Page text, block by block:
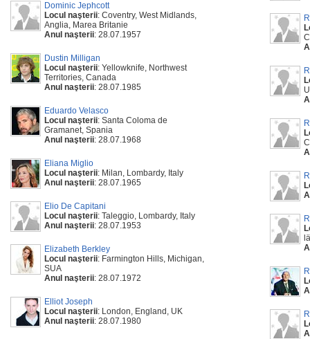
Dominic Jephcott
Locul naşterii: Coventry, West Midlands,
Anglia, Marea Britanie
Anul naşterii: 28.07.1957
Dustin Milligan
Locul naşterii: Yellowknife, Northwest
Territories, Canada
Anul naşterii: 28.07.1985
Eduardo Velasco
Locul naşterii: Santa Coloma de
Gramanet, Spania
Anul naşterii: 28.07.1968
Eliana Miglio
Locul naşterii: Milan, Lombardy, Italy
Anul naşterii: 28.07.1965
Elio De Capitani
Locul naşterii: Taleggio, Lombardy, Italy
Anul naşterii: 28.07.1953
Elizabeth Berkley
Locul naşterii: Farmington Hills, Michigan,
SUA
Anul naşterii: 28.07.1972
Elliot Joseph
Locul naşterii: London, England, UK
Anul naşterii: 28.07.1980